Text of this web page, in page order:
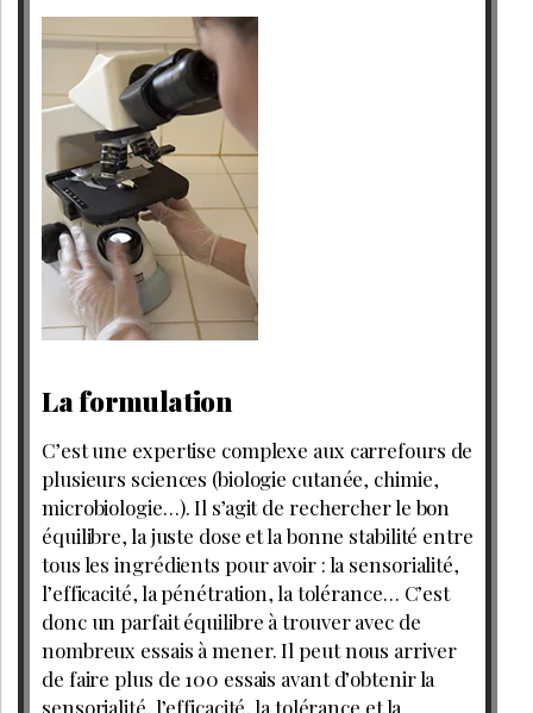
La formulation
C’est une expertise complexe aux carrefours de
plusieurs sciences (biologie cutanée, chimie,
microbiologie…). Il s’agit de rechercher le bon
équilibre, la juste dose et la bonne stabilité entre
tous les ingrédients pour avoir : la sensorialité,
l’efficacité, la pénétration, la tolérance… C’est
donc un parfait équilibre à trouver avec de
nombreux essais à mener. Il peut nous arriver
de faire plus de 100 essais avant d’obtenir la
sensorialité, l’efficacité, la tolérance et la